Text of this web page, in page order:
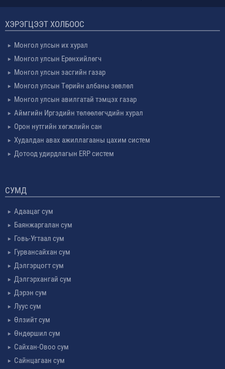
ХЭРЭГЦЭЭТ ХОЛБООС
Монгол улсын их хурал
Монгол улсын Ерөнхийлөгч
Монгол улсын засгийн газар
Монгол улсын Төрийн албаны зөвлөл
Монгол улсын авилгатай тэмцэх газар
Аймгийн Иргэдийн төлөөлөгчдийн хурал
Орон нутгийн хөгжлийн сан
Худалдан авах ажиллагааны цахим систем
Дотоод удирдлагын ERP систем
СУМД
Адаацаг сум
Баянжаргалан сум
Говь-Угтаал сум
Гурвансайхан сум
Дэлгэрцогт сум
Дэлгэрхангай сум
Дэрэн сум
Луус сум
Өлзийт сум
Өндөршил сум
Сайхан-Овоо сум
Сайнцагаан сум